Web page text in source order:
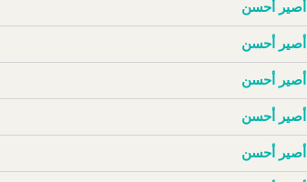
أصير أحسن
أصير أحسن
أصير أحسن
أصير أحسن
أصير أحسن